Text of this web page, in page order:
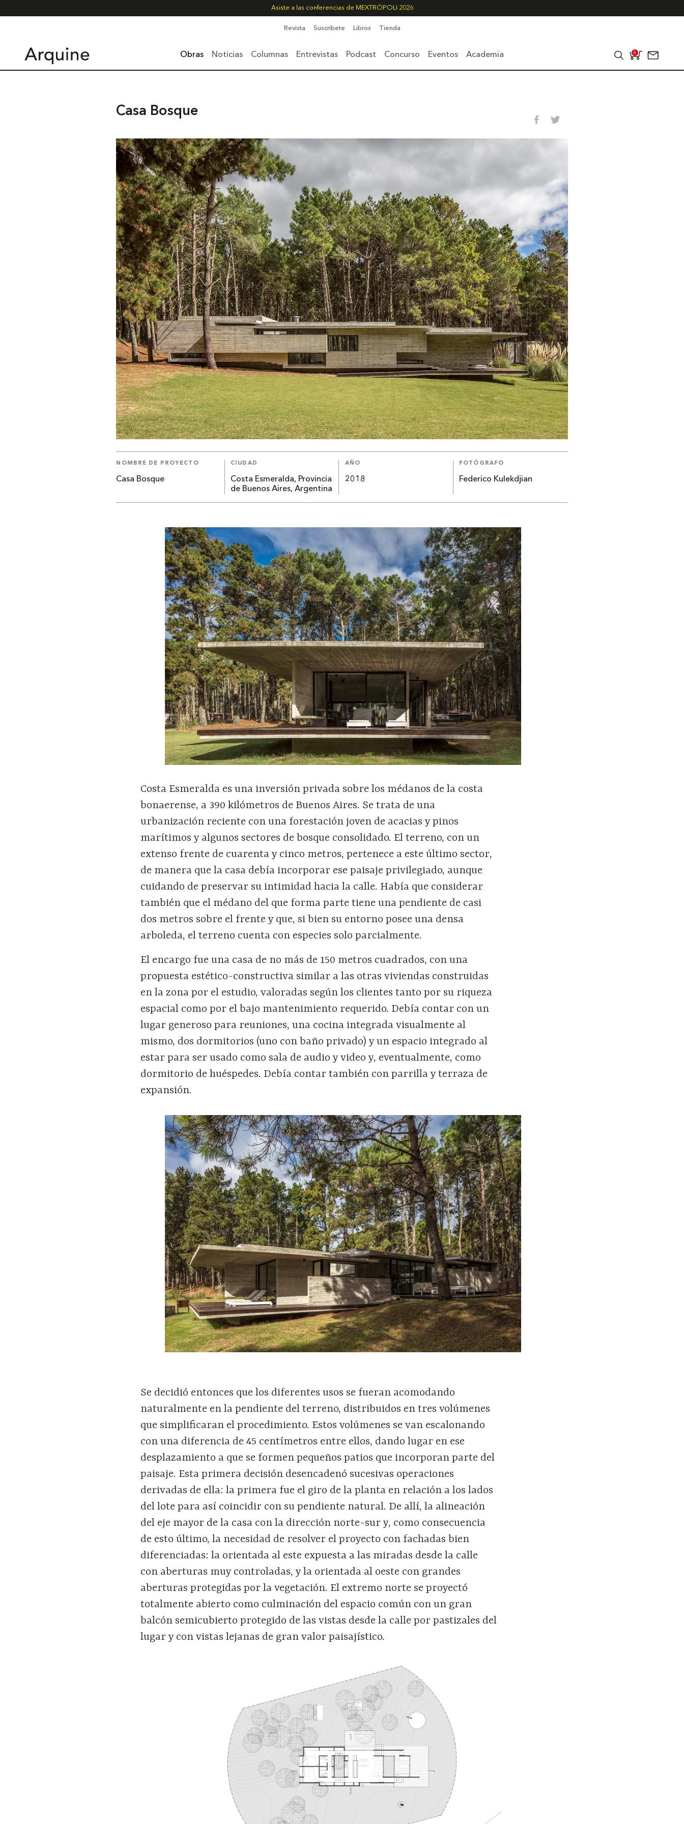
Asiste a las conferencias de MEXTRÓPOLI 2026
Revista Suscríbete Libros Tienda
Obras Noticias Columnas Entrevistas Podcast Concurso Eventos Academia 0
Casa Bosque
NOMBRE DE PROYECTO
Casa Bosque
CIUDAD
Costa Esmeralda, Provincia
de Buenos Aires, Argentina
AÑO
2018
FOTÓGRAFO
Federico Kulekdjian
Costa Esmeralda es una inversión privada sobre los médanos de la costa
bonaerense, a 390 kilómetros de Buenos Aires. Se trata de una
urbanización reciente con una forestación joven de acacias y pinos
marítimos y algunos sectores de bosque consolidado. El terreno, con un
extenso frente de cuarenta y cinco metros, pertenece a este último sector,
de manera que la casa debía incorporar ese paisaje privilegiado, aunque
cuidando de preservar su intimidad hacia la calle. Había que considerar
también que el médano del que forma parte tiene una pendiente de casi
dos metros sobre el frente y que, si bien su entorno posee una densa
arboleda, el terreno cuenta con especies solo parcialmente.
El encargo fue una casa de no más de 150 metros cuadrados, con una
propuesta estético-constructiva similar a las otras viviendas construidas
en la zona por el estudio, valoradas según los clientes tanto por su riqueza
espacial como por el bajo mantenimiento requerido. Debía contar con un
lugar generoso para reuniones, una cocina integrada visualmente al
mismo, dos dormitorios (uno con baño privado) y un espacio integrado al
estar para ser usado como sala de audio y video y, eventualmente, como
dormitorio de huéspedes. Debía contar también con parrilla y terraza de
expansión.
Se decidió entonces que los diferentes usos se fueran acomodando
naturalmente en la pendiente del terreno, distribuidos en tres volúmenes
que simplificaran el procedimiento. Estos volúmenes se van escalonando
con una diferencia de 45 centímetros entre ellos, dando lugar en ese
desplazamiento a que se formen pequeños patios que incorporan parte del
paisaje. Esta primera decisión desencadenó sucesivas operaciones
derivadas de ella: la primera fue el giro de la planta en relación a los lados
del lote para así coincidir con su pendiente natural. De allí, la alineación
del eje mayor de la casa con la dirección norte-sur y, como consecuencia
de esto último, la necesidad de resolver el proyecto con fachadas bien
diferenciadas: la orientada al este expuesta a las miradas desde la calle
con aberturas muy controladas, y la orientada al oeste con grandes
aberturas protegidas por la vegetación. El extremo norte se proyectó
totalmente abierto como culminación del espacio común con un gran
balcón semicubierto protegido de las vistas desde la calle por pastizales del
lugar y con vistas lejanas de gran valor paisajístico.